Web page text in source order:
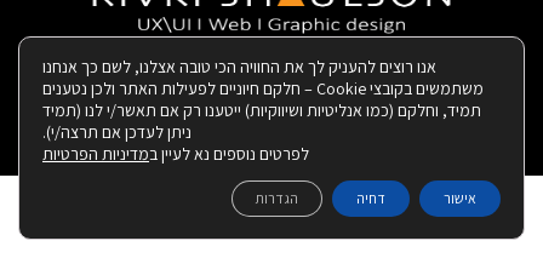
| בנייה ותחזוקת האתר:
אנו רוצים להעניק לך את החוויה הכי טובה אצלנו, לשם כך אנחנו
משתמשים בקובצי Cookie – חלקם חיוניים לפעילות האתר ולכן נטענים
תמיד, וחלקם (כמו אנליטיות ושיווקיות) ייטענו רק אם תאשר/י לנו (תמיד
ניתן לעדכן אם תרצה/י).
לפרטים נוספים נא לעיין במדיניות הפרטיות
אישור דחיה הגדרות